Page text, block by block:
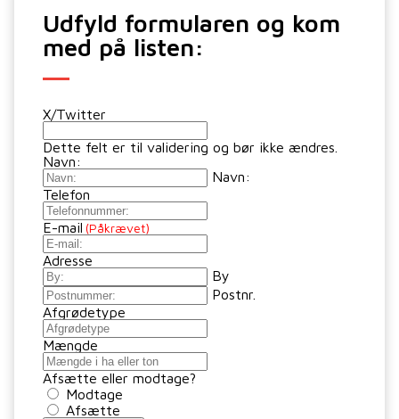
Udfyld formularen og kom
med på listen:
X/Twitter
Dette felt er til validering og bør ikke ændres.
Navn:
Navn:
Telefon
E-mail (Påkrævet)
Adresse
By
Postnr.
Afgrødetype
Mængde
Afsætte eller modtage?
Modtage
Afsætte